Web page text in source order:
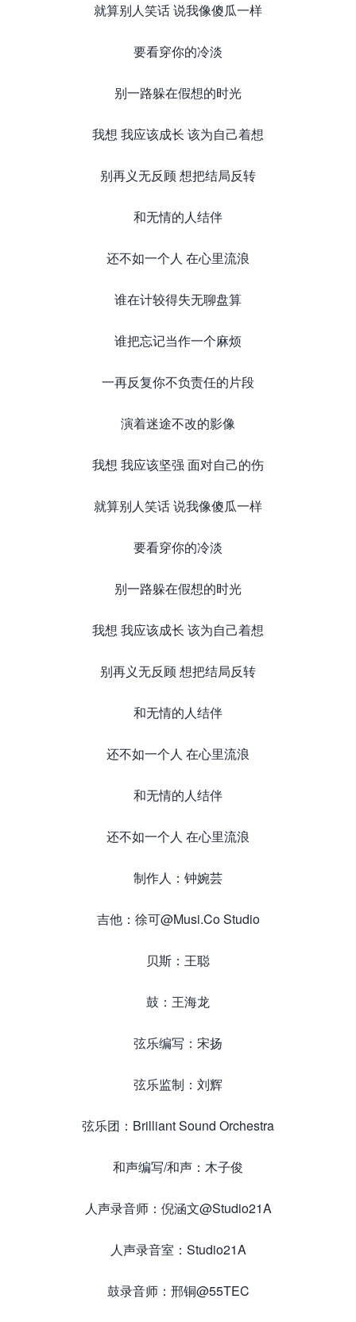
就算别人笑话 说我像傻瓜一样
要看穿你的冷淡
别一路躲在假想的时光
我想 我应该成长 该为自己着想
别再义无反顾 想把结局反转
和无情的人结伴
还不如一个人 在心里流浪
谁在计较得失无聊盘算
谁把忘记当作一个麻烦
一再反复你不负责任的片段
演着迷途不改的影像
我想 我应该坚强 面对自己的伤
就算别人笑话 说我像傻瓜一样
要看穿你的冷淡
别一路躲在假想的时光
我想 我应该成长 该为自己着想
别再义无反顾 想把结局反转
和无情的人结伴
还不如一个人 在心里流浪
和无情的人结伴
还不如一个人 在心里流浪
制作人：钟婉芸
吉他：徐可@Musi.Co Studio
贝斯：王聪
鼓：王海龙
弦乐编写：宋扬
弦乐监制：刘辉
弦乐团：Brilliant Sound Orchestra
和声编写/和声：木子俊
人声录音师：倪涵文@Studio21A
人声录音室：Studio21A
鼓录音师：邢铜@55TEC